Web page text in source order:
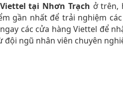
tại Nhơn Trạch ở trên,
gần nhất để trải nghiệm
các cửa hàng Viettel để
ngũ nhân viên chuyên